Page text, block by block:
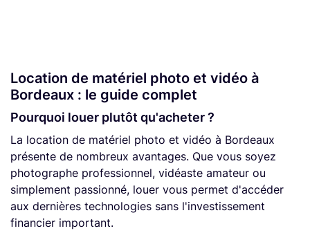
Location de matériel photo et vidéo à
Bordeaux : le guide complet
Pourquoi louer plutôt qu'acheter ?
La location de matériel photo et vidéo à Bordeaux
présente de nombreux avantages. Que vous soyez
photographe professionnel, vidéaste amateur ou
simplement passionné, louer vous permet d'accéder
aux dernières technologies sans l'investissement
financier important.